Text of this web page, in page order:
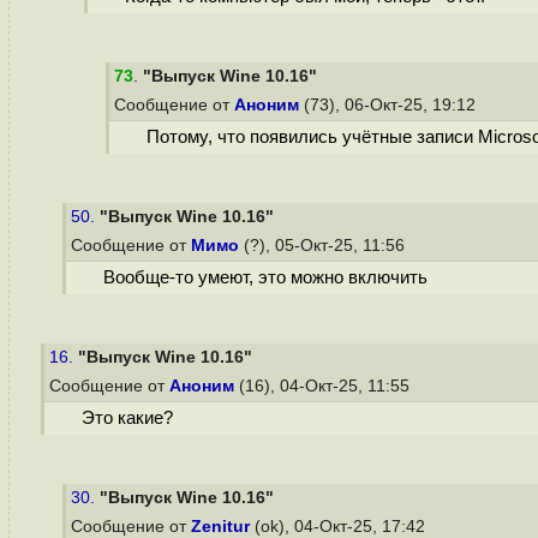
73. "Выпуск Wine 10.16"
Сообщение от Аноним (73), 06-Окт-25, 19:12
Потому, что появились учётные записи
50. "Выпуск Wine 10.16"
Сообщение от Мимо (?), 05-Окт-25, 11:56
Вообще-то умеют, это можно включить
16. "Выпуск Wine 10.16"
Сообщение от Аноним (16), 04-Окт-25, 11:55
Это какие?
30. "Выпуск Wine 10.16"
Сообщение от Zenitur(ok), 04-Окт-25, 17:42